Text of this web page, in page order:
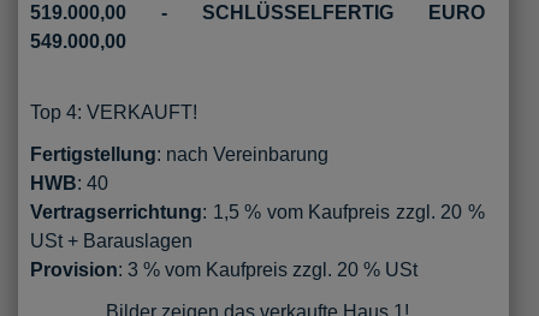
519.000,00 - SCHLÜSSELFERTIG EURO
549.000,00
Top 4: VERKAUFT!
Fertigstellung: nach Vereinbarung
HWB: 40
Vertragserrichtung: 1,5 % vom Kaufpreis zzgl. 20 %
USt + Barauslagen
Provision: 3 % vom Kaufpreis zzgl. 20 % USt
Bilder zeigen das verkaufte Haus 1!